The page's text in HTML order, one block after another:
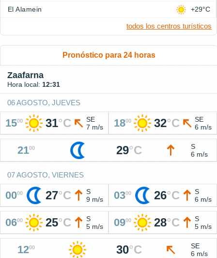
El Alamein +29°C
todos los centros turísticos
Pronóstico para 24 horas
Zaafarna
Hora local: 12:31
06 AGOSTO, JUEVES
1500 31°C
SE
7 m/s
1800 32°C
SE
6 m/s
2100 29°C
S
6 m/s
07 AGOSTO, VIERNES
0000 27°C
S
9 m/s
0300 26°C
S
6 m/s
0600 25°C
S
5 m/s
0900 28°C
S
5 m/s
1200 30°C
SE
6 m/s